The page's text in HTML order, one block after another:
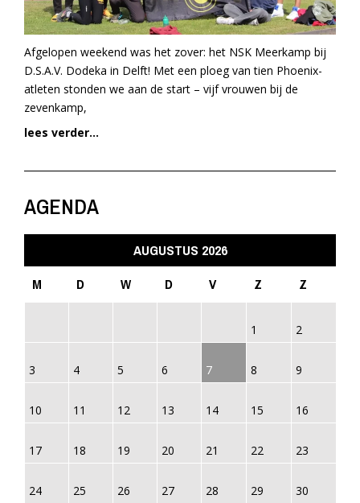
Afgelopen weekend was het zover: het NSK Meerkamp bij
D.S.A.V. Dodeka in Delft! Met een ploeg van tien Phoenix-
atleten stonden we aan de start – vijf vrouwen bij de
zevenkamp,
lees verder...
AGENDA
AUGUSTUS 2026
M
D W D V Z Z
1 2
3 4 5 6 7 8 9
10 11 12 13 14 15 16
17 18 19 20 21 22 23
24 25 26 27 28 29 30